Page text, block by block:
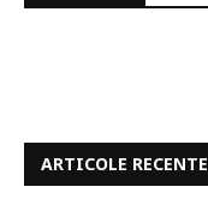
ARTICOLE RECENTE